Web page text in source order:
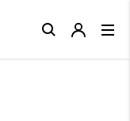
Close